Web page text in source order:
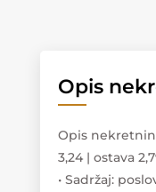
Opis
Opis
3,24 | ostava
• Sadržaj: